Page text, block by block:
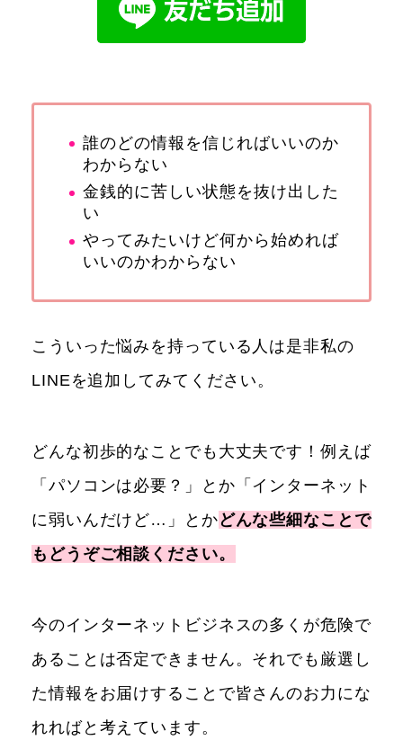
誰のどの情報を信じればいいのか
わからない
金銭的に苦しい状態を抜け出した
い
やってみたいけど何から始めれば
いいのかわからない
こういった悩みを持っている人は是非私の
LINEを追加してみてください。
どんな初歩的なことでも大丈夫です！例えば
「パソコンは必要？」とか「インターネット
に弱いんだけど…」とかどんな些細なことで
もどうぞご相談ください。
今のインターネットビジネスの多くが危険で
あることは否定できません。それでも厳選し
た情報をお届けすることで皆さんのお力にな
れればと考えています。